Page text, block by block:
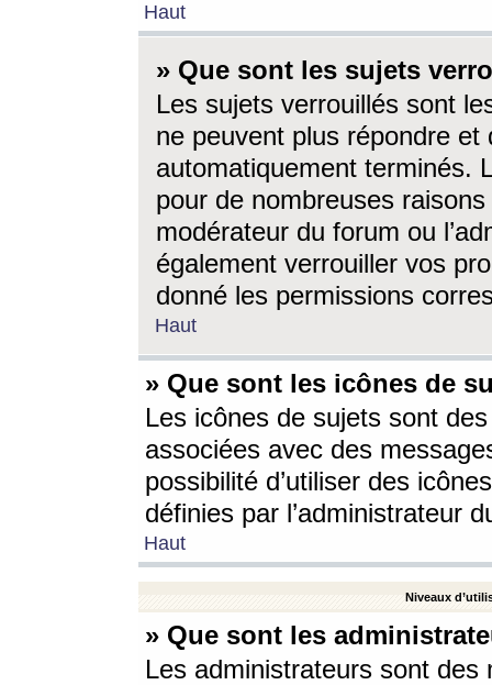
Haut
» Que sont les sujets
Les sujets verrouillés sont
ne peuvent plus répondre
automatiquement terminés.
pour de nombreuses
modérateur du forum ou
également verrouiller vos
donné les permissions
Haut
» Que sont les icônes de
Les icônes de sujets sont
associées avec des
possibilité d’utiliser des
définies par l’administrateur
Haut
Niveaux
» Que sont les
Les administrateurs sont